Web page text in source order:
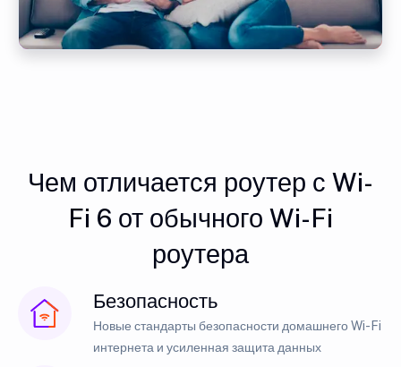
Чем отличается роутер с Wi-
Fi 6 от обычного Wi-Fi
роутера
Безопасность
Новые стандарты безопасности домашнего Wi-Fi
интернета и усиленная защита данных